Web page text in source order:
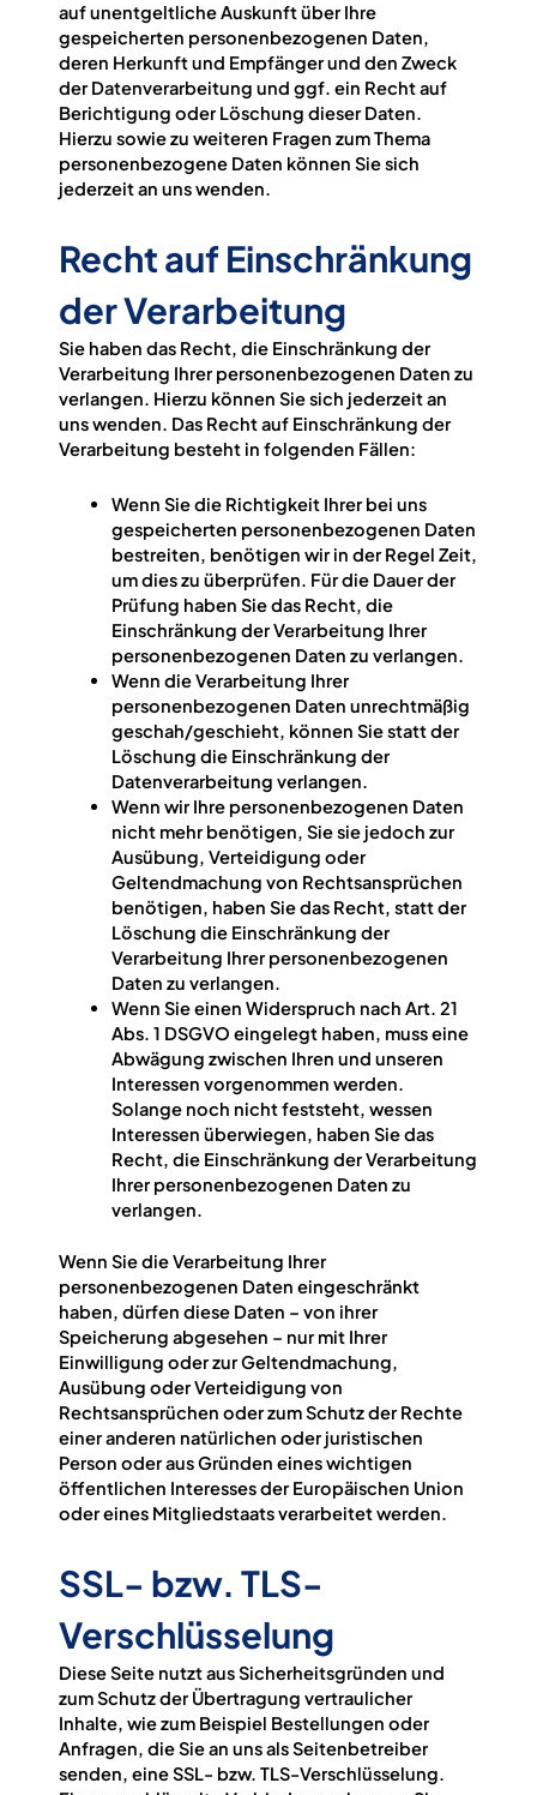
auf unentgeltliche Auskunft über Ihre
gespeicherten personenbezogenen Daten,
deren Herkunft und Empfänger und den Zweck
der Datenverarbeitung und ggf. ein Recht auf
Berichtigung oder Löschung dieser Daten.
Hierzu sowie zu weiteren Fragen zum Thema
personenbezogene Daten können Sie sich
jederzeit an uns wenden.
Recht auf Einschränkung
der Verarbeitung
Sie haben das Recht, die Einschränkung der
Verarbeitung Ihrer personenbezogenen Daten zu
verlangen. Hierzu können Sie sich jederzeit an
uns wenden. Das Recht auf Einschränkung der
Verarbeitung besteht in folgenden Fällen:
Wenn Sie die Richtigkeit Ihrer bei uns
gespeicherten personenbezogenen Daten
bestreiten, benötigen wir in der Regel Zeit,
um dies zu überprüfen. Für die Dauer der
Prüfung haben Sie das Recht, die
Einschränkung der Verarbeitung Ihrer
personenbezogenen Daten zu verlangen.
Wenn die Verarbeitung Ihrer
personenbezogenen Daten unrechtmäßig
geschah/geschieht, können Sie statt der
Löschung die Einschränkung der
Datenverarbeitung verlangen.
Wenn wir Ihre personenbezogenen Daten
nicht mehr benötigen, Sie sie jedoch zur
Ausübung, Verteidigung oder
Geltendmachung von Rechtsansprüchen
benötigen, haben Sie das Recht, statt der
Löschung die Einschränkung der
Verarbeitung Ihrer personenbezogenen
Daten zu verlangen.
Wenn Sie einen Widerspruch nach Art. 21
Abs. 1 DSGVO eingelegt haben, muss eine
Abwägung zwischen Ihren und unseren
Interessen vorgenommen werden.
Solange noch nicht feststeht, wessen
Interessen überwiegen, haben Sie das
Recht, die Einschränkung der Verarbeitung
Ihrer personenbezogenen Daten zu
verlangen.
Wenn Sie die Verarbeitung Ihrer
personenbezogenen Daten eingeschränkt
haben, dürfen diese Daten – von ihrer
Speicherung abgesehen – nur mit Ihrer
Einwilligung oder zur Geltendmachung,
Ausübung oder Verteidigung von
Rechtsansprüchen oder zum Schutz der Rechte
einer anderen natürlichen oder juristischen
Person oder aus Gründen eines wichtigen
öffentlichen Interesses der Europäischen Union
oder eines Mitgliedstaats verarbeitet werden.
SSL- bzw. TLS-
Verschlüsselung
Diese Seite nutzt aus Sicherheitsgründen und
zum Schutz der Übertragung vertraulicher
Inhalte, wie zum Beispiel Bestellungen oder
Anfragen, die Sie an uns als Seitenbetreiber
senden, eine SSL- bzw. TLS-Verschlüsselung.